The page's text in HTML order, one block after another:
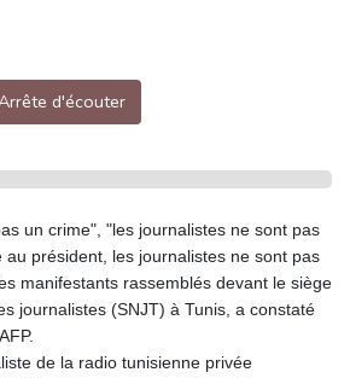
d'écouter
un crime", "les journalistes ne sont pas
président, les journalistes ne sont pas
manifestants rassemblés devant le siège
journalistes (SNJT) à Tunis, a constaté
de la radio tunisienne privée